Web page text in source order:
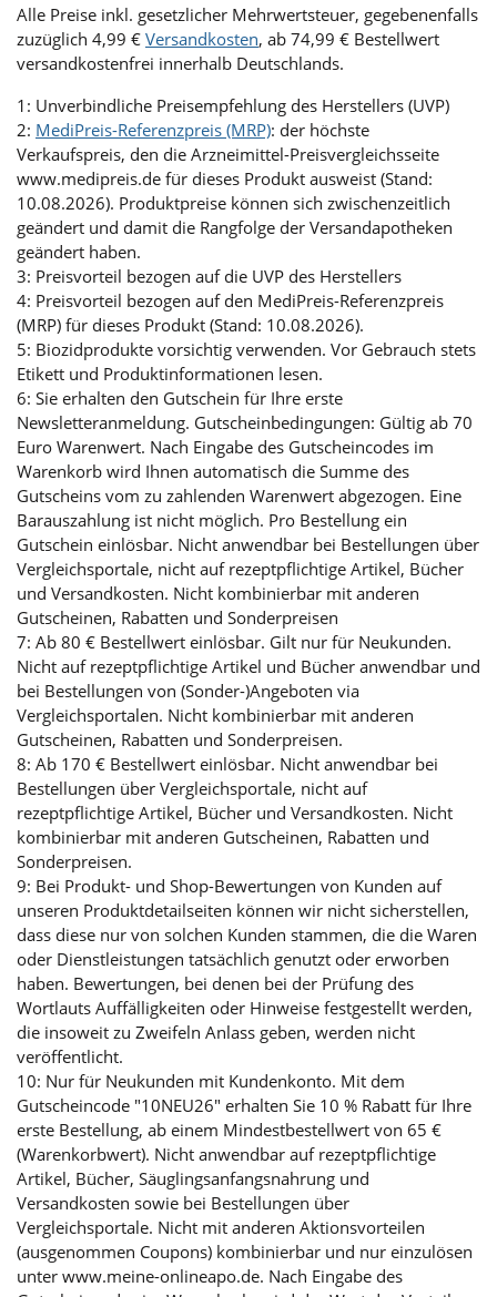
Alle Preise inkl. gesetzlicher Mehrwertsteuer, gegebenenfalls
zuzüglich 4,99 € Versandkosten, ab 74,99 € Bestellwert
versandkostenfrei innerhalb Deutschlands.
1: Unverbindliche Preisempfehlung des Herstellers (UVP)
2: MediPreis-Referenzpreis (MRP): der höchste
Verkaufspreis, den die Arzneimittel-Preisvergleichsseite
www.medipreis.de für dieses Produkt ausweist (Stand:
10.08.2026). Produktpreise können sich zwischenzeitlich
geändert und damit die Rangfolge der Versandapotheken
geändert haben.
3: Preisvorteil bezogen auf die UVP des Herstellers
4: Preisvorteil bezogen auf den MediPreis-Referenzpreis
(MRP) für dieses Produkt (Stand: 10.08.2026).
5: Biozidprodukte vorsichtig verwenden. Vor Gebrauch stets
Etikett und Produktinformationen lesen.
6: Sie erhalten den Gutschein für Ihre erste
Newsletteranmeldung. Gutscheinbedingungen: Gültig ab 70
Euro Warenwert. Nach Eingabe des Gutscheincodes im
Warenkorb wird Ihnen automatisch die Summe des
Gutscheins vom zu zahlenden Warenwert abgezogen. Eine
Barauszahlung ist nicht möglich. Pro Bestellung ein
Gutschein einlösbar. Nicht anwendbar bei Bestellungen über
Vergleichsportale, nicht auf rezeptpflichtige Artikel, Bücher
und Versandkosten. Nicht kombinierbar mit anderen
Gutscheinen, Rabatten und Sonderpreisen
7: Ab 80 € Bestellwert einlösbar. Gilt nur für Neukunden.
Nicht auf rezeptpflichtige Artikel und Bücher anwendbar und
bei Bestellungen von (Sonder-)Angeboten via
Vergleichsportalen. Nicht kombinierbar mit anderen
Gutscheinen, Rabatten und Sonderpreisen.
8: Ab 170 € Bestellwert einlösbar. Nicht anwendbar bei
Bestellungen über Vergleichsportale, nicht auf
rezeptpflichtige Artikel, Bücher und Versandkosten. Nicht
kombinierbar mit anderen Gutscheinen, Rabatten und
Sonderpreisen.
9: Bei Produkt- und Shop-Bewertungen von Kunden auf
unseren Produktdetailseiten können wir nicht sicherstellen,
dass diese nur von solchen Kunden stammen, die die Waren
oder Dienstleistungen tatsächlich genutzt oder erworben
haben. Bewertungen, bei denen bei der Prüfung des
Wortlauts Auffälligkeiten oder Hinweise festgestellt werden,
die insoweit zu Zweifeln Anlass geben, werden nicht
veröffentlicht.
10: Nur für Neukunden mit Kundenkonto. Mit dem
Gutscheincode "10NEU26" erhalten Sie 10 % Rabatt für Ihre
erste Bestellung, ab einem Mindestbestellwert von 65 €
(Warenkorbwert). Nicht anwendbar auf rezeptpflichtige
Artikel, Bücher, Säuglingsanfangsnahrung und
Versandkosten sowie bei Bestellungen über
Vergleichsportale. Nicht mit anderen Aktionsvorteilen
(ausgenommen Coupons) kombinierbar und nur einzulösen
unter www.meine-onlineapo.de. Nach Eingabe des